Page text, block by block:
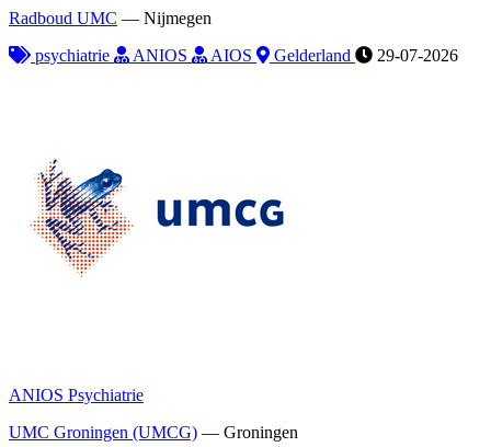
Radboud UMC — Nijmegen
psychiatrie
ANIOS AIOS Gelderland 29-07-2026
ANIOS Psychiatrie
UMC Groningen (UMCG) — Groningen